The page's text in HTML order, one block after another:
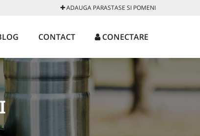
ADAUGA PARASTASE SI POMENI
CONTACT CONECTARE